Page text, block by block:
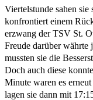
Viertelstunde sahen
konfrontiert einem
erzwang der TSV St.
Freude darüber
mussten sie die
Doch auch diese
Minute waren es
lagen sie dann mit